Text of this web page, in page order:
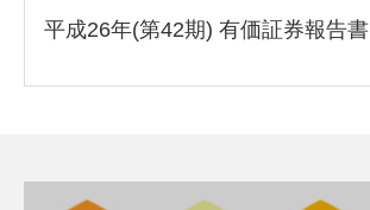
平成26年(第42期) 有価証券報告書